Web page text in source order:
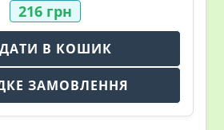
216 грн
В КОШИК
ЗАМОВЛЕННЯ